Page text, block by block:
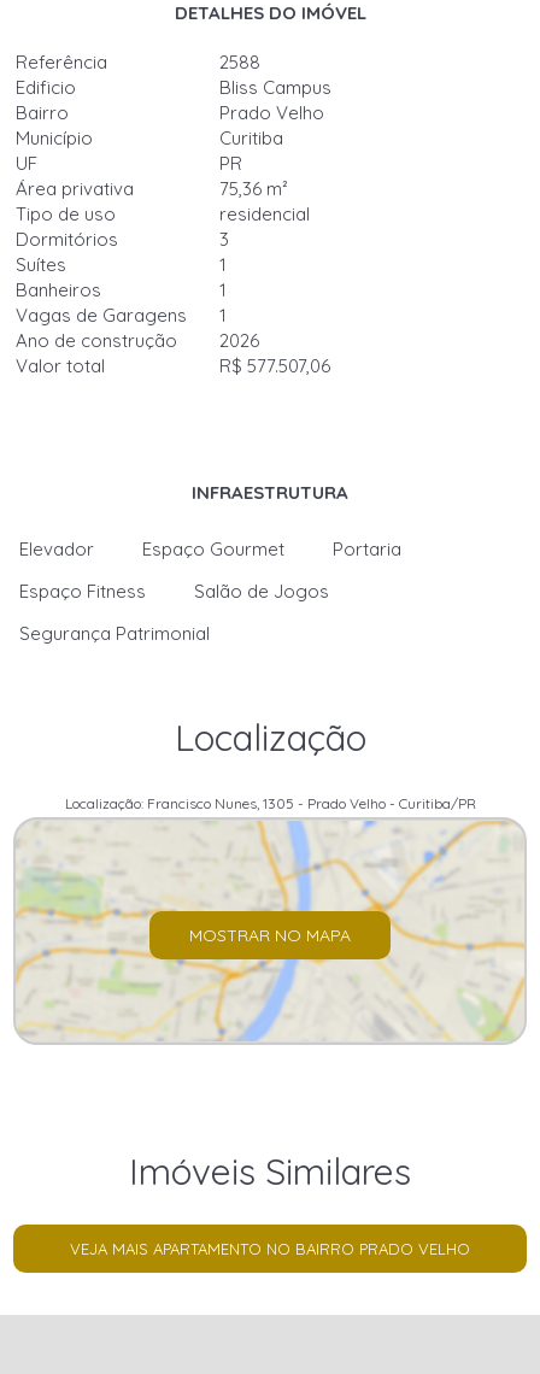
DETALHES DO IMÓVEL
Referência
2588
Edificio
Bliss Campus
Bairro
Prado Velho
Município
Curitiba
UF
PR
Área privativa
75,36 m²
Tipo de uso
residencial
Dormitórios
3
Suítes
1
Banheiros
1
Vagas de Garagens
1
Ano de construção
2026
Valor total
R$ 577.507,06
INFRAESTRUTURA
Elevador Espaço Gourmet
Portaria
Espaço Fitness
Salão de Jogos
Segurança Patrimonial
Localização
Localização: Francisco Nunes, 1305 - Prado Velho - Curitiba/PR
MOSTRAR NO MAPA
Imóveis Similares
VEJA MAIS APARTAMENTO NO BAIRRO PRADO VELHO